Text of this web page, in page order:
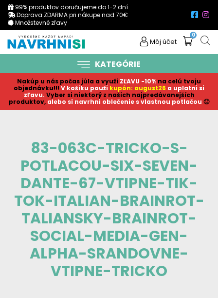
99% produktov doručujeme do 1-2 dní
Doprava ZDARMA pri nákupe nad 70€
Množstevné zľavy
Môj účet
0
KATEGÓRIE
Nakúp u nás počas júla a využi ZĽAVU -10% na celú tvoju
objednávku!!! V košíku použi kupón: august26 a uplatni si
zľavu. Vyber si niektorý z našich najpredávanejších
produktov, alebo si navrhni oblečenie s vlastnou potlačou 🙂
83-063C-TRICKO-S-
POTLACOU-SIX-SEVEN-
DANTE-67-VTIPNE-TIK-
TOK-ITALIAN-BRAINROT-
TALIANSKY-BRAINROT-
SOCIAL-MEDIA-GEN-
ALPHA-SRANDOVNE-
VTIPNE-TRICKO